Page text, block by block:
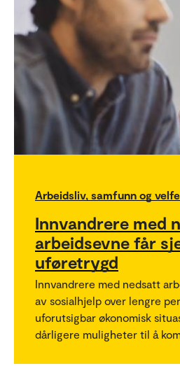
Arbeidsliv, samfunn og
Innvandrere med
arbeidsevne får
uføretrygd
Innvandrere med nedsatt
av sosialhjelp over lengre
uforutsigbar økonomisk
dårligere muligheter til å